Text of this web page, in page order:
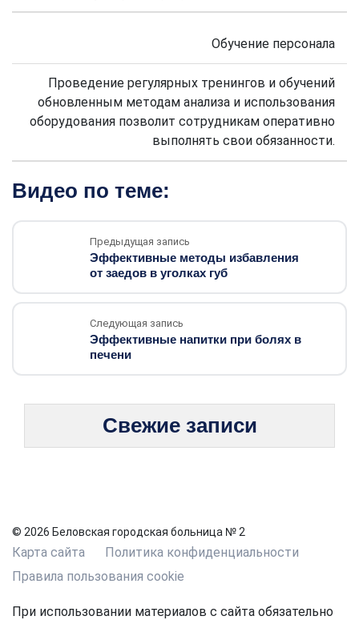
Обучение персонала
Проведение регулярных тренингов и обучений
обновленным методам анализа и использования
оборудования позволит сотрудникам оперативно
выполнять свои обязанности.
Видео по теме:
Предыдущая запись
Эффективные методы избавления
от заедов в уголках губ
Следующая запись
Эффективные напитки при болях в
печени
Свежие записи
© 2026 Беловская городская больница № 2
Карта сайта
Политика конфиденциальности
Правила пользования cookie
При использовании материалов с сайта обязательно